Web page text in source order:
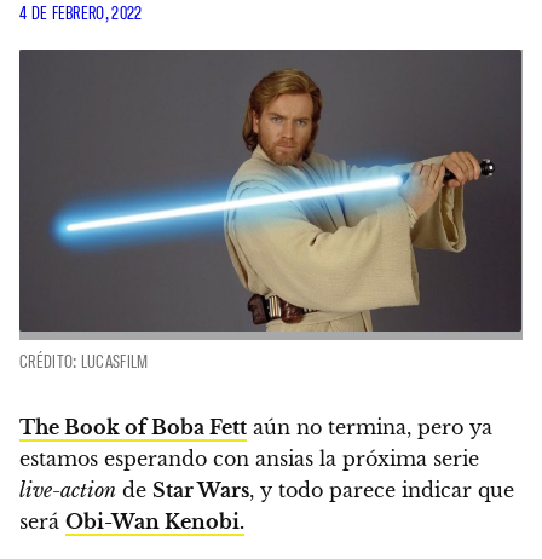
4 DE FEBRERO, 2022
CRÉDITO: LUCASFILM
The Book of Boba Fett aún no termina, pero ya
estamos esperando con ansias la próxima serie
live-action de Star Wars, y todo parece indicar que
será Obi-Wan Kenobi.